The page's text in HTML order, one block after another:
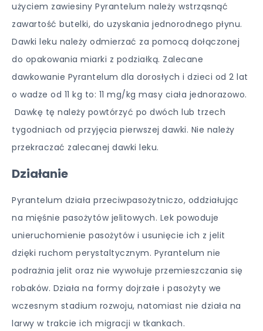
użyciem zawiesiny Pyrantelum należy wstrząsnąć
zawartość butelki, do uzyskania jednorodnego płynu.
Dawki leku należy odmierzać za pomocą dołączonej
do opakowania miarki z podziałką. Zalecane
dawkowanie Pyrantelum dla dorosłych i dzieci od 2 lat
o wadze od 11 kg to: 11 mg/kg masy ciała jednorazowo.
Dawkę tę należy powtórzyć po dwóch lub trzech
tygodniach od przyjęcia pierwszej dawki. Nie należy
przekraczać zalecanej dawki leku.
Działanie
Pyrantelum działa przeciwpasożytniczo, oddziałując
na mięśnie pasożytów jelitowych. Lek powoduje
unieruchomienie pasożytów i usunięcie ich z jelit
dzięki ruchom perystaltycznym. Pyrantelum nie
podrażnia jelit oraz nie wywołuje przemieszczania się
robaków. Działa na formy dojrzałe i pasożyty we
wczesnym stadium rozwoju, natomiast nie działa na
larwy w trakcie ich migracji w tkankach.